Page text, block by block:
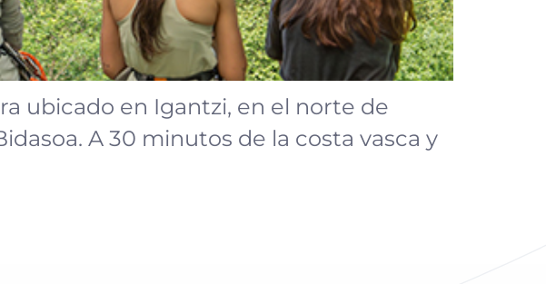
ubicado en Igantzi, en el norte de
A 30 minutos de la costa vasca y